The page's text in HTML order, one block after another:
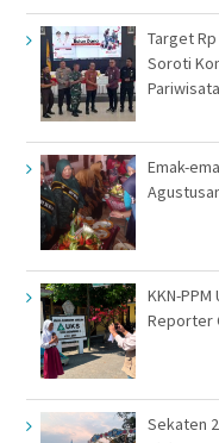
Target
Soroti
Pariwisata
Emak-
KKN-
Reporter
Sekaten